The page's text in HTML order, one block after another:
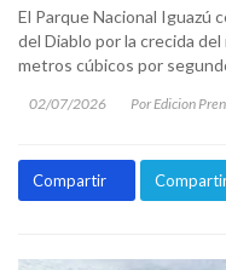
El Parque Nacional Iguazú
del Diablo por la crecida
metros cúbicos por
02/07/2026 Por Edicion
Compartir